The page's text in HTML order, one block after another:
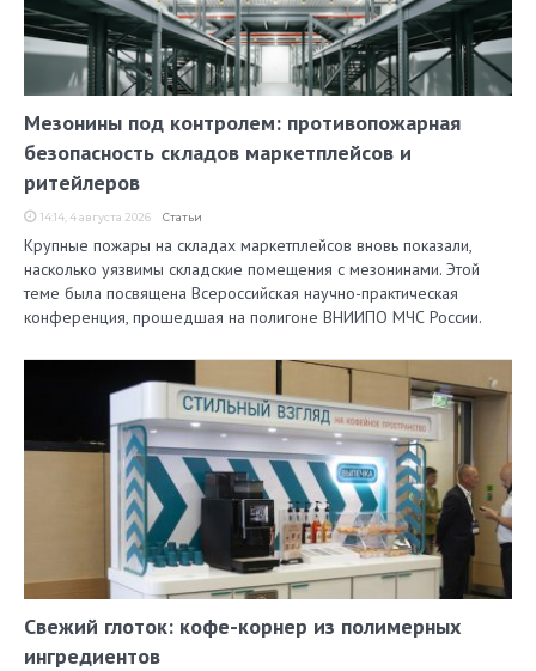
Мезонины под контролем: противопожарная
безопасность складов маркетплейсов и
ритейлеров
14:14, 4 августа 2026 Статьи
Крупные пожары на складах маркетплейсов вновь показали,
насколько уязвимы складские помещения с мезонинами. Этой
теме была посвящена Всероссийская научно-практическая
конференция, прошедшая на полигоне ВНИИПО МЧС России.
Свежий глоток: кофе-корнер из полимерных
ингредиентов